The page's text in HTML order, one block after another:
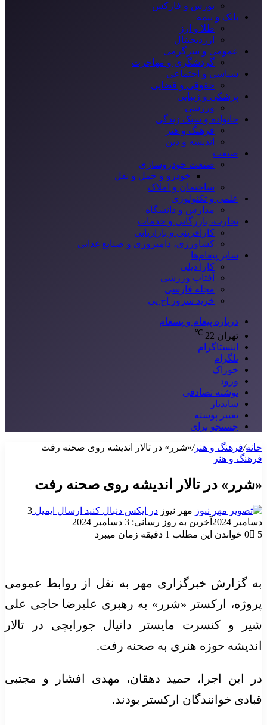
بورس و فارکس
بانک و بیمه
طلا و ارز
ارزدیجیتال
عمومی و سرگرمی
گردشگری و مهاجرت
سیاسی و اجتماعی
حقوقی و قضایی
پزشکی و زیبایی
ورزشی
خانواده و سبک زندگی
فرهنگ و هنر
اندیشه و دین
صنعت
صنعت خودروسازی
خودرو و حمل و نقل
ساختمان و املاک
علمی و تکنولوژی
مدارس و دانشگاه
تجارت، بازرگانی و خدمات
کارآفرینی و بازاریابی
کشاورزی، دامپروری و صنایع غذایی
سایر پیغام‌ها
کارا دیلی
آفتاب ورزشی
مجله فارسی
خرید سرور اچ پی
درباره پیغام و پسغام
تهران 22
℃
اینستاگرام
تلگرام
خوراک
ورود
نوشته تصادفی
سایدبار
تغییر پوسته
جستجو برای
خانه/فرهنگ و هنر/«شرر» در تالار اندیشه روی صحنه رفت
فرهنگ و هنر
«شرر» در تالار اندیشه روی صحنه رفت
مهر نیوز در ایکس دنبال کنید ارسال ایمیل 3
دسامبر 2024
آخرین به روز رسانی: 3 دسامبر 2024
0
5 خواندن این مطلب 1 دقیقه زمان میبرد
به گزارش خبرگزاری مهر به نقل از روابط عمومی
پروژه، ارکستر «شرر» به رهبری علیرضا حاجی علی
شیر و کنسرت مایستر دانیال جورابچی در تالار
اندیشه حوزه هنری به صحنه رفت.
در این اجرا، حمید دهقان، مهدی افشار و مجتبی
قبادی خوانندگان ارکستر بودند.